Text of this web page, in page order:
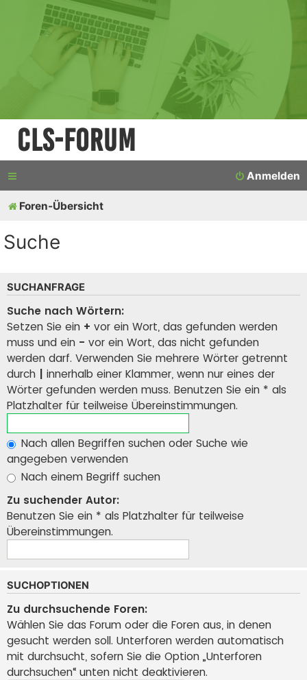
CLS-Forum
Anmelden
Foren-Übersicht
Suche
SUCHANFRAGE
Suche nach Wörtern:
Setzen Sie ein + vor ein Wort, das gefunden werden
muss und ein - vor ein Wort, das nicht gefunden
werden darf. Verwenden Sie mehrere Wörter getrennt
durch
innerhalb einer Klammer, wenn nur eines der
Wörter gefunden werden muss. Benutzen Sie ein * als
Platzhalter für teilweise Übereinstimmungen.
Nach allen Begriffen suchen oder Suche wie
angegeben verwenden
Nach einem Begriff suchen
Zu suchender Autor:
Benutzen Sie ein * als Platzhalter für teilweise
Übereinstimmungen.
SUCHOPTIONEN
Zu durchsuchende Foren:
Wählen Sie das Forum oder die Foren aus, in denen
gesucht werden soll. Unterforen werden automatisch
mit durchsucht, sofern Sie die Option „Unterforen
durchsuchen“ unten nicht deaktivieren.